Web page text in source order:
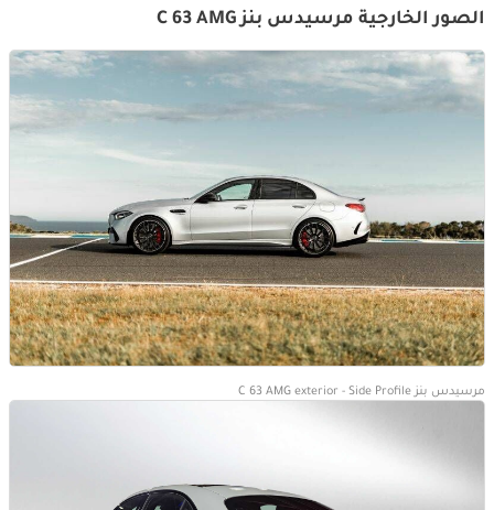
الصور الخارجية مرسيدس بنز C 63 AMG
مرسيدس بنز C 63 AMG exterior - Side Profile